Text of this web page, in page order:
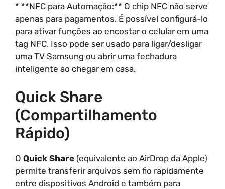
* **NFC para Automação:** O chip NFC não serve
apenas para pagamentos. É possível configurá-lo
para ativar funções ao encostar o celular em uma
tag NFC. Isso pode ser usado para ligar/desligar
uma TV Samsung ou abrir uma fechadura
inteligente ao chegar em casa.
Quick Share
(Compartilhamento
Rápido)
O Quick Share (equivalente ao AirDrop da Apple)
permite transferir arquivos sem fio rapidamente
entre dispositivos Android e também para